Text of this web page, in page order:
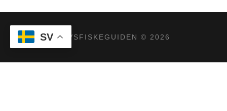
HAVSFISKEGUIDEN © 2026
SV